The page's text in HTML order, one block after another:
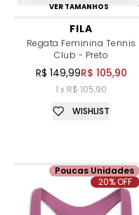
VER TAMANHOS
FILA
Regata Feminina Tennis
Club - Preto
R$ 149,99R$ 105,90
1 x R$ 105,90
WISHLIST
Poucas Unidades
20% OFF